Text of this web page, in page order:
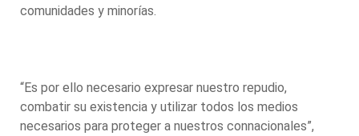
comunidades y minorías.
“Es por ello necesario expresar nuestro repudio,
combatir su existencia y utilizar todos los medios
necesarios para proteger a nuestros connacionales”,